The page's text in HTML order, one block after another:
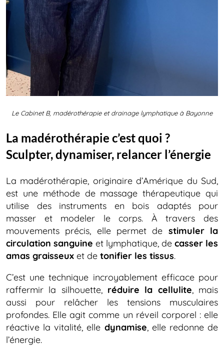
Le Cabinet B, madérothérapie et drainage lymphatique à Bayonne
La madérothérapie c’est quoi ?
Sculpter, dynamiser, relancer l’énergie
La madérothérapie, originaire d’Amérique du Sud,
est une méthode de massage thérapeutique qui
utilise des instruments en bois adaptés pour
masser et modeler le corps. À travers des
mouvements précis, elle permet de stimuler la
circulation sanguine et lymphatique, de casser les
amas graisseux et de tonifier les tissus.
C’est une technique incroyablement efficace pour
raffermir la silhouette, réduire la cellulite, mais
aussi pour relâcher les tensions musculaires
profondes. Elle agit comme un réveil corporel : elle
réactive la vitalité, elle dynamise, elle redonne de
l’énergie.